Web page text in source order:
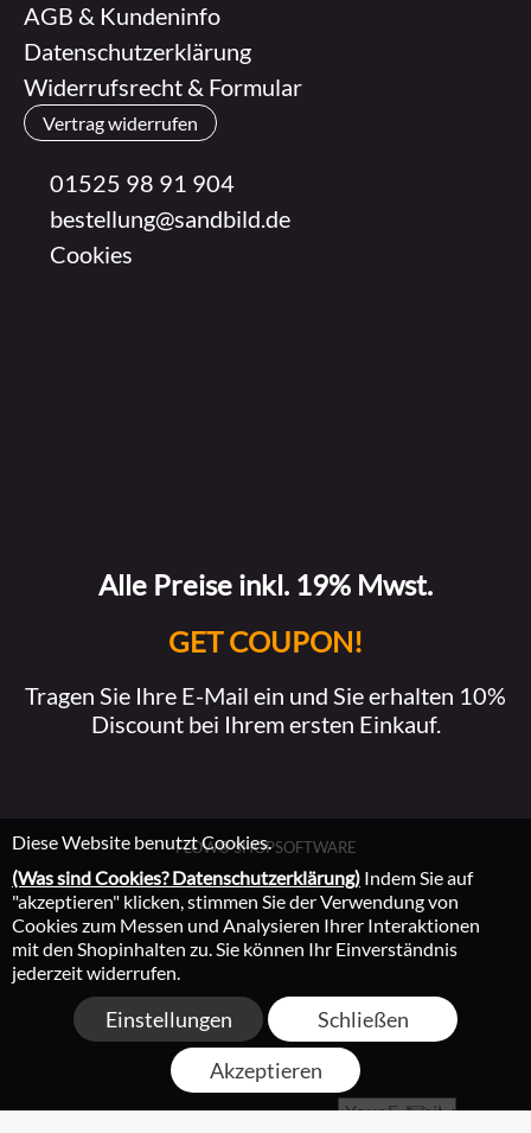
Diese Website benutzt Cookies.
(Was sind Cookies? Datenschutzerklärung) Indem Sie auf
"akzeptieren" klicken, stimmen Sie der Verwendung von
Cookies zum Messen und Analysieren Ihrer Interaktionen
mit den Shopinhalten zu. Sie können Ihr Einverständnis
jederzeit widerrufen.
Einstellungen
Schließen
Akzeptieren
AGB & Kundeninfo
Datenschutzerklärung
Widerrufsrecht & Formular
Vertrag widerrufen
01525 98 91 904
bestellung@sandbild.de
Cookies
Alle Preise inkl. 19% Mwst.
GET COUPON!
Tragen Sie Ihre E-Mail ein und Sie erhalten 10%
Discount bei Ihrem ersten Einkauf.
FLOW® SHOPSOFTWARE